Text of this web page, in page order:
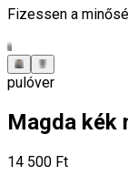
Fizessen a
pulóver
Magda kék
14 500 Ft